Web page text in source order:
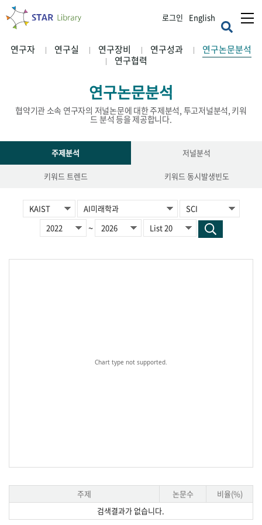
로그인 English
연구자 연구실 연구장비 연구성과
연구논문분석
연구협력
연구논문분석
협약기관 소속 연구자의 저널논문에 대한 주제분석, 투고저널분석, 키워
드 분석 등을 제공합니다.
주제분석 저널분석
키워드 트렌드 키워드 동시발생빈도
~
Chart type not supported.
주제 논문수
비율(%)
검색결과가 없습니다.